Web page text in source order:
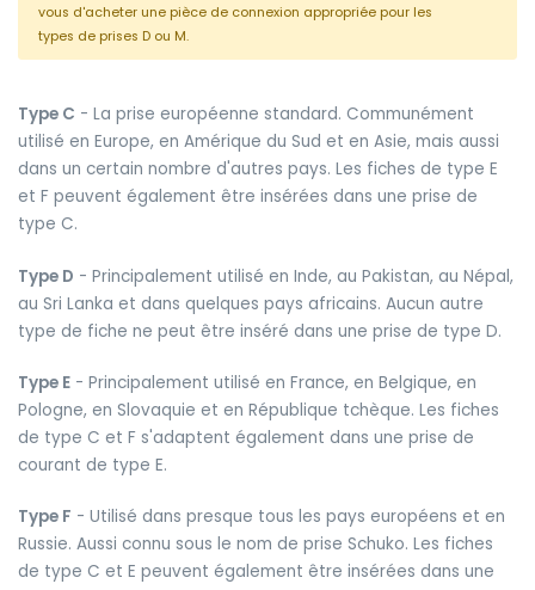
vous d'acheter une pièce de connexion appropriée pour les
types de prises D ou M.
Type C - La prise européenne standard. Communément
utilisé en Europe, en Amérique du Sud et en Asie, mais aussi
dans un certain nombre d'autres pays. Les fiches de type E
et F peuvent également être insérées dans une prise de
type C.
Type D - Principalement utilisé en Inde, au Pakistan, au Népal,
au Sri Lanka et dans quelques pays africains. Aucun autre
type de fiche ne peut être inséré dans une prise de type D.
Type E - Principalement utilisé en France, en Belgique, en
Pologne, en Slovaquie et en République tchèque. Les fiches
de type C et F s'adaptent également dans une prise de
courant de type E.
Type F - Utilisé dans presque tous les pays européens et en
Russie. Aussi connu sous le nom de prise Schuko. Les fiches
de type C et E peuvent également être insérées dans une